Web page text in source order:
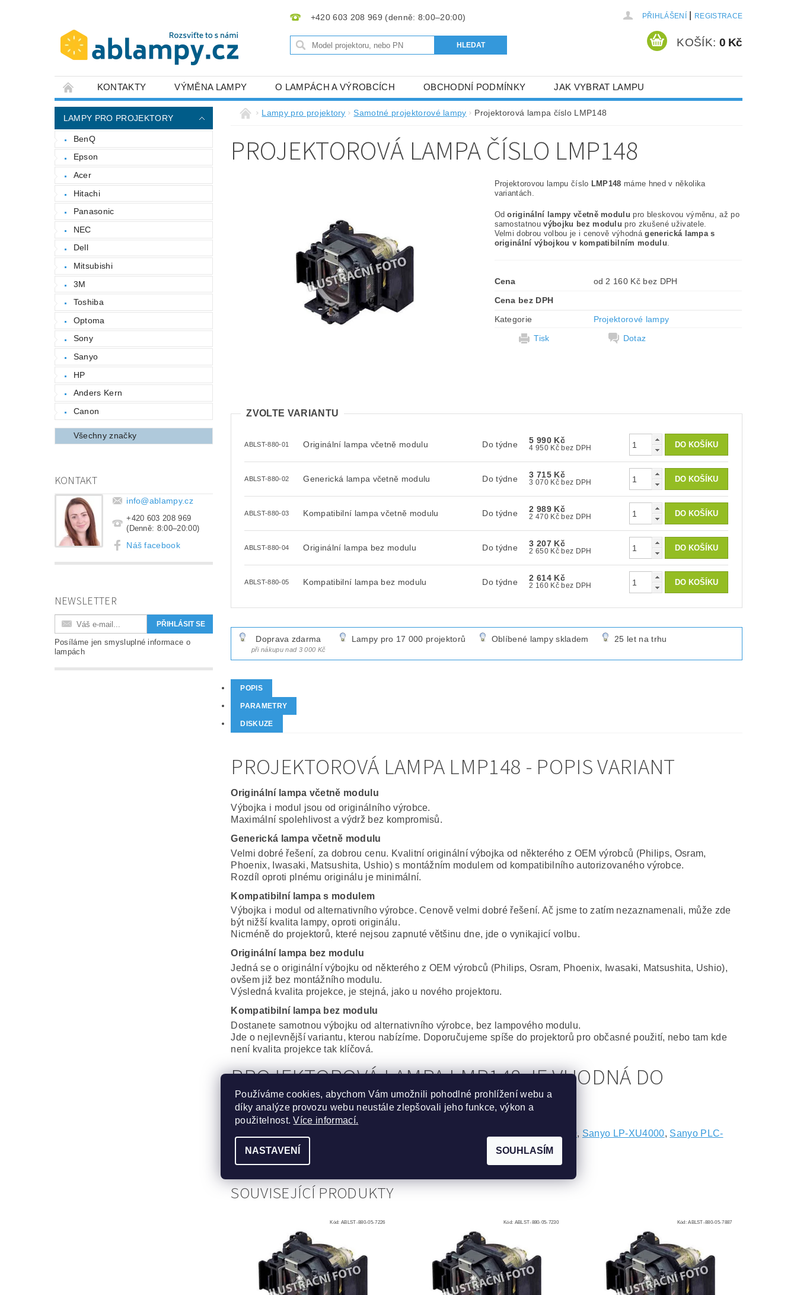
+420 603 208 969 PŘIHLÁŠENÍ REGISTRACE
KOŠÍK: 0 Kč
KONTAKTY VÝMĚNA LAMPY O LAMPÁCH A VÝROBCÍCH OBCHODNÍ PODMÍNKY JAK VYBRAT LAMPU
LAMPY PRO PROJEKTORY
BenQ
Epson
Acer
Hitachi
Panasonic
NEC
Dell
Mitsubishi
3M
Toshiba
Optoma
Sony
Sanyo
HP
Anders Kern
Canon
Všechny značky
KONTAKT
info@ablampy.cz
+420 603 208 969
(Denně: 8:00–20:00)
Náš facebook
NEWSLETTER
Posíláme jen smysluplné informace o
lampách
Lampy pro projektory Samotné projektorové lampy Projektorová lampa číslo LMP148
PROJEKTOROVÁ LAMPA ČÍSLO LMP148
Projektorovou lampu číslo LMP148 máme hned v několika
variantách.
Odoriginální lampy včetně modulu pro bleskovou výměnu, až po
samostatnouvýbojku bez modulu pro zkušené uživatele.
Velmi dobrou volbou je i cenově výhodnágenerická lampa s
originální výbojkou v kompatibilním modulu.
Cena
od 2 160 Kč bez DPH
Cena bez DPH
Kategorie
Projektorové lampy
Tisk
Dotaz
ZVOLTE VARIANTU
ABLST-880-01 Originální lampa včetně modulu Do týdne 5 990 Kč
4 950 Kč bez DPH
ABLST-880-02 Generická lampa včetně modulu Do týdne 3 715 Kč
3 070 Kč bez DPH
ABLST-880-03 Kompatibilní lampa včetně modulu Do týdne 2 989 Kč
2 470 Kč bez DPH
ABLST-880-04 Originální lampa bez modulu Do týdne 3 207 Kč
2 650 Kč bez DPH
ABLST-880-05 Kompatibilní lampa bez modulu Do týdne 2 614 Kč
2 160 Kč bez DPH
Doprava zdarma
při nákupu nad 3 000 Kč
Lampy pro 17 000 projektorů Oblíbené lampy skladem 25 let na trhu
POPIS
PARAMETRY
DISKUZE
PROJEKTOROVÁ LAMPA LMP148 - POPIS VARIANT
Originální lampa včetně modulu
Výbojka i modul jsou od originálního výrobce.
Maximální spolehlivost a výdrž bez kompromisů.
Generická lampa včetně modulu
Velmi dobré řešení, za dobrou cenu. Kvalitní originální výbojka od některého z OEM výrobců (Philips, Osram,
Phoenix, Iwasaki, Matsushita, Ushio) s montážním modulem od kompatibilního autorizovaného výrobce.
Rozdíl oproti plnému originálu je minimální.
Kompatibilní lampa s modulem
Výbojka i modul od alternativního výrobce. Cenově velmi dobré řešení. Ač jsme to zatím nezaznamenali, může zde
být nižší kvalita lampy, oproti originálu.
Nicméně do projektorů, které nejsou zapnuté většinu dne, jde o vynikajicí volbu.
Originální lampa bez modulu
Jedná se o originální výbojku od některého z OEM výrobců (Philips, Osram, Phoenix, Iwasaki, Matsushita, Ushio),
ovšem již bez montážního modulu.
Výsledná kvalita projekce, je stejná, jako u nového projektoru.
Kompatibilní lampa bez modulu
Dostanete samotnou výbojku od alternativního výrobce, bez lampového modulu.
Jde o nejlevnější variantu, kterou nabízíme. Doporučujeme spíše do projektorů pro občasné použití, nebo tam kde
není kvalita projekce tak klíčová.
PROJEKTOROVÁ LAMPA LMP148 JE VHODNÁ DO
TĚCHTO MODELŮ PROJEKTORŮ:
Sanyo PLC-XU4000, Sanyo LP-XU4000, Sanyo PLC-
XU4050C, Sanyo PLC-XU4010C
SOUVISEJÍCÍ PRODUKTY
Kód:ABLST-880-05-7226 Kód: ABLST-880-05-7230 Kód:ABLST-880-05-7887
Používáme cookies, abychom Vám umožnili pohodlné prohlížení webu a
díky analýze provozu webu neustále zlepšovali jeho funkce, výkon a
použitelnost.Více informací.
NASTAVENÍ SOUHLASÍM